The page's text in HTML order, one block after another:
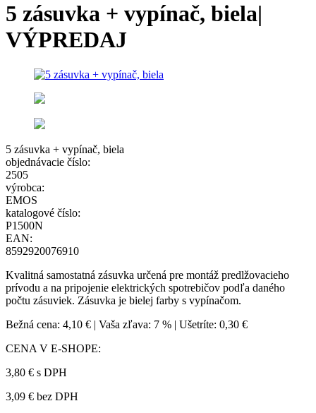
5 zásuvka + vypínač, biela|
VÝPREDAJ
5 zásuvka + vypínač, biela
objednávacie číslo:
2505
výrobca:
EMOS
katalogové číslo:
P1500N
EAN:
8592920076910
Kvalitná samostatná zásuvka určená pre montáž predlžovacieho
prívodu a na pripojenie elektrických spotrebičov podľa daného
počtu zásuviek. Zásuvka je bielej farby s vypínačom.
Bežná cena: 4,10 € | Vaša zľava: 7 % | Ušetríte: 0,30 €
CENA V E-SHOPE:
3,80 € s DPH
3,09 € bez DPH